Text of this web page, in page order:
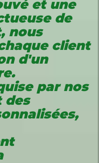
et une
de
nous
client
d'un
par nos
des